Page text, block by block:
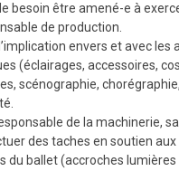
besoin être amené-e à
de production.
envers et avec les
(éclairages, accessoires,
scénographie,
de la machinerie,
des taches en soutien
du ballet (accroches lumières